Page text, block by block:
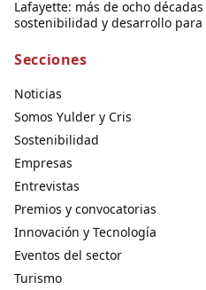
Lafayette: más de ocho
sostenibilidad y desarrollo para
Secciones
Noticias
Somos Yulder y Cris
Sostenibilidad
Empresas
Entrevistas
Premios y convocatorias
Innovación y Tecnología
Eventos del sector
Turismo